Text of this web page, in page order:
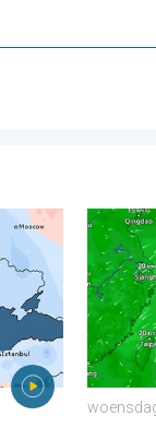
juli 2026Europa. . .
Tyfoon